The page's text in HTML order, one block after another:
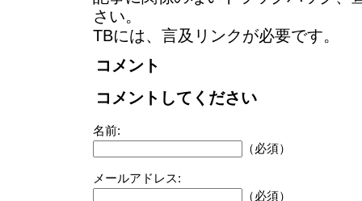
さい。
TBには、言及リンクが必要です。
コメント
コメントしてください
名前:
（必須）
メールアドレス:
（必須）